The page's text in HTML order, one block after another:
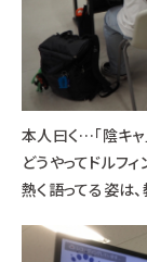
本人曰く…「陰キャ
どうやってドルフ
熱く語ってる姿は